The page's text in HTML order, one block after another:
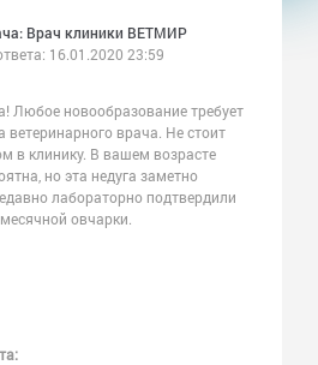
Врач клиники ВЕТМИР
16.01.2020 23:59
Любое новообразование требует
ветеринарного врача. Не стоит
в клинику. В вашем возрасте
но эта недуга заметно
лабораторно подтвердили
овчарки.